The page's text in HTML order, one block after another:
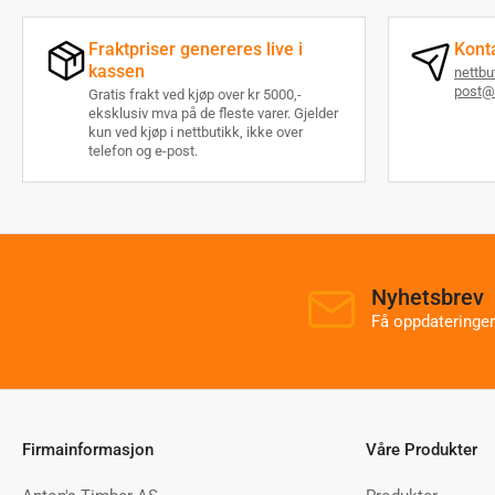
Fraktpriser genereres live i
kassen
Gratis frakt ved kjøp over kr 5000,-
eksklusiv mva på de fleste varer. Gjelder
kun ved kjøp i nettbutikk, ikke over
telefon og e-post.
Nyhetsbrev
Få
Firmainformasjon Våre Produkter